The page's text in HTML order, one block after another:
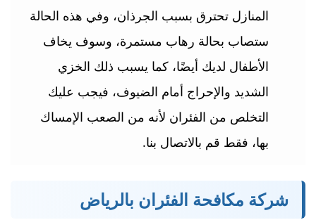
المنازل تحترق بسبب الجرذان، وفي هذه الحالة
ستصاب بحالة رهاب مستمرة، وسوف يخاف
الأطفال لديك أيضًا، كما يسبب ذلك الخزي
الشديد والإحراج أمام الضيوف، فيجب عليك
التخلص من الفئران لأنه من الصعب الإمساك
بها، فقط قم بالاتصال بنا.
شركة مكافحة الفئران بالرياض